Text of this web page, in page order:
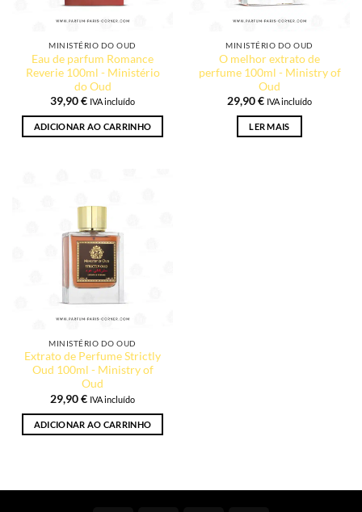
MINISTÉRIO DO OUD
Eau de parfum Romance
Reverie 100ml - Ministério
do Oud
39,90€ IVA incluído
ADICIONAR AO CARRINHO
MINISTÉRIO DO OUD
O melhor extrato de
perfume 100ml - Ministry of
Oud
29,90€ IVA incluído
LER MAIS
MINISTÉRIO DO OUD
Extrato de Perfume Strictly
Oud 100ml - Ministry of
Oud
29,90€ IVA incluído
ADICIONAR AO CARRINHO